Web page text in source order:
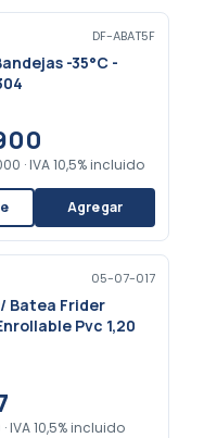
DF-ABAT5F
-35°C -
· IVA 10,5% incluido
Agregar
05-07-017
Batea Frider
Pvc 1,20
· IVA 10,5% incluido